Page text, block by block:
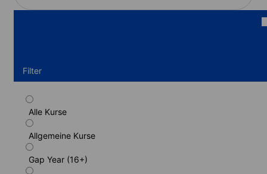
Filter
Alle Kurse
Allgemeine Kurse
Gap Year (16+)
Standardkurs
Dauer: 1 - 17 Wochen
Lernstufen: Anfänger bis Fortgeschrittene (C1)
1 Woche